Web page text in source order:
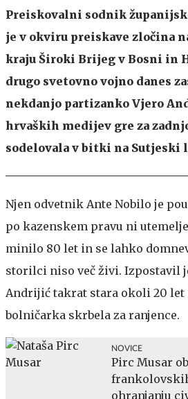
Preiskovalni sodnik
je v okviru preiskave zločina
kraju Široki Brijeg v Bosni in
drugo svetovno vojno danes
nekdanjo partizanko Vjero
hrvaških medijev gre za
sodelovala v bitki na Sutjeski
Njen odvetnik Ante Nobilo je
po kazenskem pravu ni
minilo 80 let in se lahko
storilci niso več živi. Izpostavil
Andrijić takrat stara okoli 20 let
bolničarka skrbela za ranjence.
NOVICE
Pirc Musar
ohranjanju